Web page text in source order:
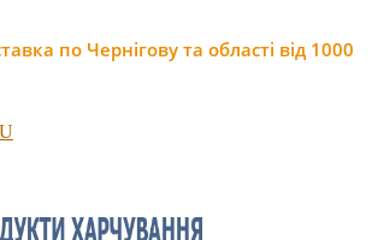
по Чернігову та області від 1000